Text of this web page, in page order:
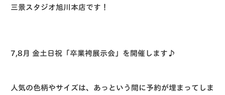
三景スタジオ旭川本店です！
7,8月 金土日祝「卒業袴展示会」を開催します♪
人気の色柄やサイズは、あっという間に予約が埋まってしま